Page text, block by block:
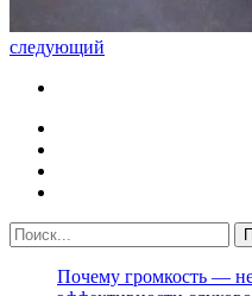
следующий
Почему громкость —